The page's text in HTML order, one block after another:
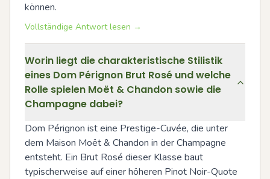
können.
Vollständige Antwort lesen →
Worin liegt die charakteristische Stilistik
eines Dom Pérignon Brut Rosé und welche
Rolle spielen Moët & Chandon sowie die
Champagne dabei?
Dom Pérignon ist eine Prestige-Cuvée, die unter
dem Maison Moët & Chandon in der Champagne
entsteht. Ein Brut Rosé dieser Klasse baut
typischerweise auf einer höheren Pinot Noir-Quote